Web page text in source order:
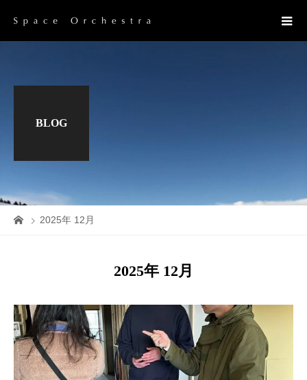
BLOG
2025年 12月
2025年 12月